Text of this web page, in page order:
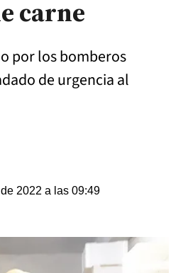
carne
por los bomberos
de urgencia al
2022 a las 09:49